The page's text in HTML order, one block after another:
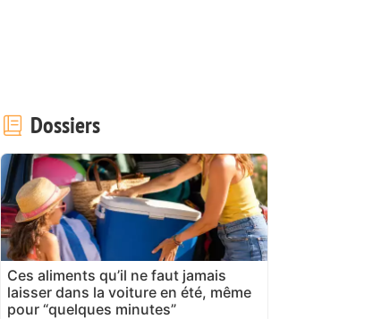
Dossiers
Ces aliments qu’il ne faut jamais
laisser dans la voiture en été, même
pour “quelques minutes”